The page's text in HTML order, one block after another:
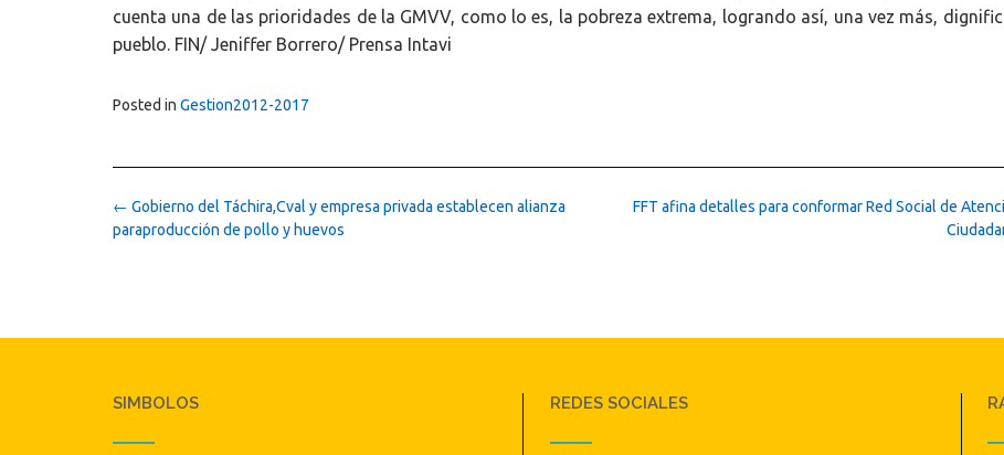
cuenta una de las prioridades de la GMVV, como lo es, la pobreza extrema, logrando así, una vez más,
pueblo. FIN/ Jeniffer Borrero/ Prensa Intavi
Posted in Gestion2012-2017
Post
navigation
FFT afina detalles para conformar Red Social de
← Gobierno del Táchira,Cval y empresa privada establecen alianza
paraproducción de pollo y huevos
SIMBOLOS REDES SOCIALES